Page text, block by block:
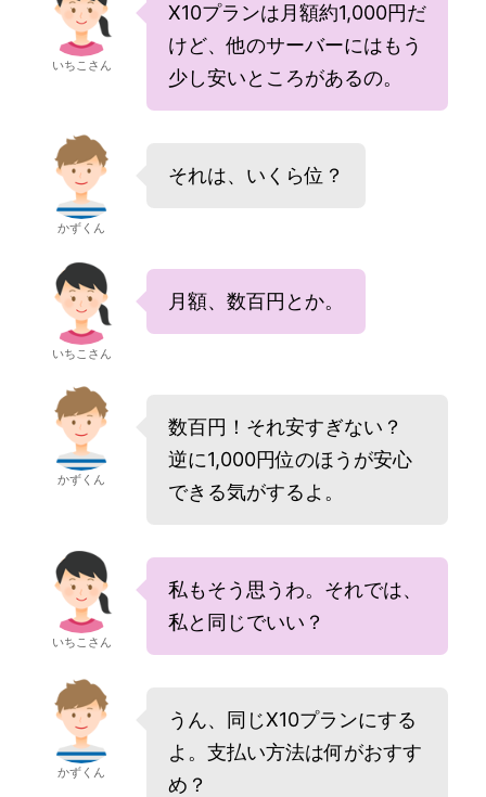
いちこさん
X10プランは月額約1,000円だ
けど、他のサーバーにはもう
少し安いところがあるの。
かずくん
それは、いくら位？
いちこさん
月額、数百円とか。
かずくん
数百円！それ安すぎない？
逆に1,000円位のほうが安心
できる気がするよ。
いちこさん
私もそう思うわ。それでは、
私と同じでいい？
かずくん
うん、同じX10プランにする
よ。支払い方法は何がおすす
め？